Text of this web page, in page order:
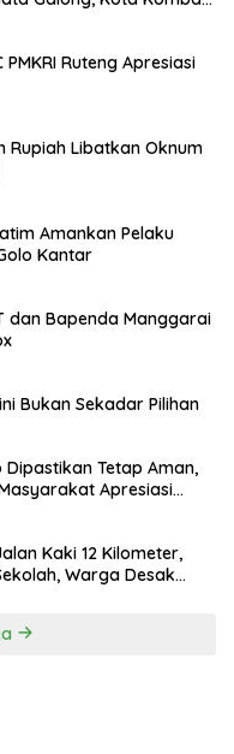
PMKRI Ruteng Apresiasi
Rupiah Libatkan Oknum
Amankan Pelaku
Kantar
dan Bapenda Manggarai
Bukan Sekadar Pilihan
Tetap Aman,
Apresiasi
Kaki 12 Kilometer,
Warga Desak